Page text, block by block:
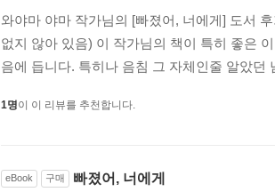
와야마 야마 작가님의 [빠졌어, 너에게] 도서
없지 않아 있음) 이 작가님의 책이 특히 좋은
음에 듭니다. 특히나 음침 그 자체인줄 알았
1명이 이 리뷰를 추천합니다.
eBook 구매 빠졌어, 너에게